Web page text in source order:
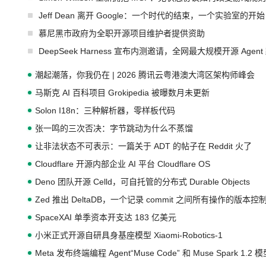
Jeff Dean 离开 Google：一个时代的结束，一个实验室的开始
慕尼黑市政府为全职开源项目维护者提供资助
DeepSeek Harness 宣布内测邀请，全网最大规模开源 Agent
潮起潮落，你我仍在 | 2026 腾讯云粤港澳大湾区架构师峰会
马斯克 AI 百科项目 Grokipedia 被曝数月未更新
Solon I18n：三种解析器，零样板代码
张一鸣的三次否决：字节跳动为什么不蒸馏
让非法状态不可表示：一篇关于 ADT 的帖子在 Reddit 火了
Cloudflare 开源内部企业 AI 平台 Cloudflare OS
Deno 团队开源 Celld，可自托管的分布式 Durable Objects
Zed 推出 DeltaDB，一个记录 commit 之间所有操作的版本控
SpaceXAI 单季资本开支达 183 亿美元
小米正式开源自研具身基座模型 Xiaomi-Robotics-1
Meta 发布终端编程 Agent“Muse Code” 和 Muse Spark 1.2 模